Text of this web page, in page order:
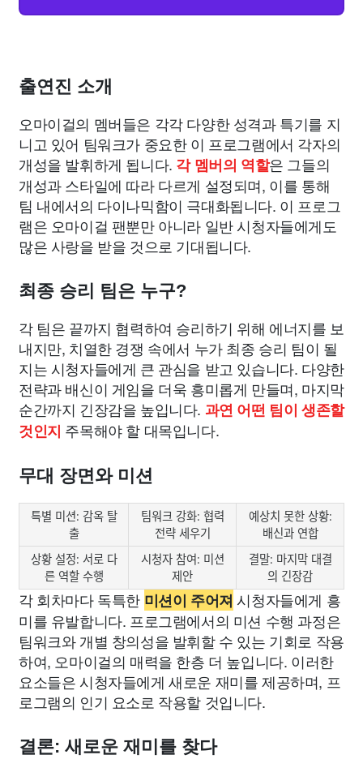
출연진 소개
오마이걸의 멤버들은 각각 다양한 성격과 특기를 지
니고 있어 팀워크가 중요한 이 프로그램에서 각자의
개성을 발휘하게 됩니다. 각 멤버의 역할은 그들의
개성과 스타일에 따라 다르게 설정되며, 이를 통해
팀 내에서의 다이나믹함이 극대화됩니다. 이 프로그
램은 오마이걸 팬뿐만 아니라 일반 시청자들에게도
많은 사랑을 받을 것으로 기대됩니다.
최종 승리 팀은 누구?
각 팀은 끝까지 협력하여 승리하기 위해 에너지를 보
내지만, 치열한 경쟁 속에서 누가 최종 승리 팀이 될
지는 시청자들에게 큰 관심을 받고 있습니다. 다양한
전략과 배신이 게임을 더욱 흥미롭게 만들며, 마지막
순간까지 긴장감을 높입니다. 과연 어떤 팀이 생존할
것인지 주목해야 할 대목입니다.
무대 장면와 미션
특별 미션: 감옥 탈
출
팀워크 강화: 협력
전략 세우기
예상치 못한 상황:
배신과 연합
상황 설정: 서로 다
른 역할 수행
시청자 참여: 미션
제안
결말: 마지막 대결
의 긴장감
각 회차마다 독특한 미션이 주어져 시청자들에게 흥
미를 유발합니다. 프로그램에서의 미션 수행 과정은
팀워크와 개별 창의성을 발휘할 수 있는 기회로 작용
하여, 오마이걸의 매력을 한층 더 높입니다. 이러한
요소들은 시청자들에게 새로운 재미를 제공하며, 프
로그램의 인기 요소로 작용할 것입니다.
결론: 새로운 재미를 찾다